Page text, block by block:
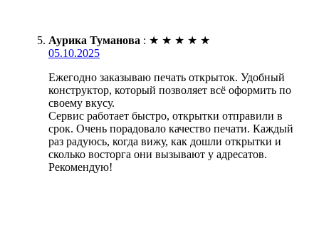
Аурика Туманова : ★ ★ ★ ★ ★
05.10.2025
Ежегодно заказываю печать открыток. Удобный
конструктор, который позволяет всё оформить по
своему вкусу.
Сервис работает быстро, открытки отправили в
срок. Очень порадовало качество печати. Каждый
раз радуюсь, когда вижу, как дошли открытки и
сколько восторга они вызывают у адресатов.
Рекомендую!